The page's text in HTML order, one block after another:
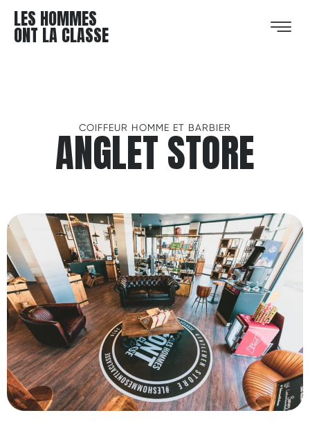
LES HOMMES
ONT LA CLASSE
COIFFEUR HOMME ET BARBIER
ANGLET STORE